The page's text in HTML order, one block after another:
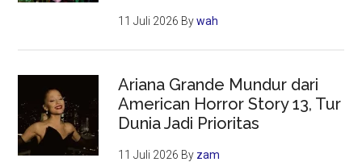
11 Juli 2026 Bywah
Ariana Grande Mundur dari
American Horror Story 13, Tur
Dunia Jadi Prioritas
11 Juli 2026 By zam